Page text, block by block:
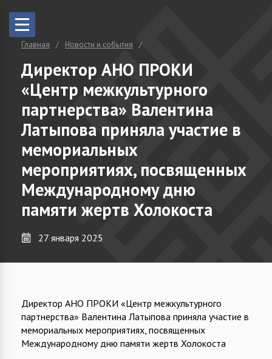
Главная Новости и события
Директор АНО ПРОКИ
«Центр межкультурного
партнерства» Валентина
Латыпова приняла участие в
мемориальных
мероприятиях, посвященных
Международному дню
памяти жертв Холокоста
27 января 2025
Директор АНО ПРОКИ «Центр межкультурного
партнерства» Валентина Латыпова приняла участие в
мемориальных мероприятиях, посвященных
Международному дню памяти жертв Холокоста